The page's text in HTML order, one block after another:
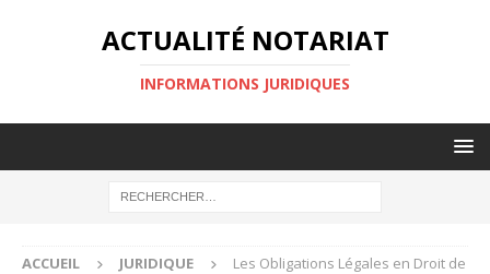
ACTUALITÉ NOTARIAT
INFORMATIONS JURIDIQUES
ACCUEIL JURIDIQUE
Les Obligations Légales en Droit de